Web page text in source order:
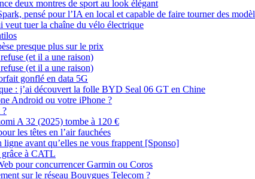
deux montres de sport au look élégant
pensé pour l’IA en local et capable de faire tourner des
veut tuer la chaîne du vélo électrique
presque plus sur le prix
(et il a une raison)
(et il a une raison)
gonflé en data 5G
: j’ai découvert la folle BYD Seal 06 GT en Chine
Android ou votre iPhone ?
?
A 32 (2025) tombe à 120 €
les têtes en l’air fauchées
avant qu’elles ne vous frappent [Sponso]
à CATL
pour concurrencer Garmin ou Coros
sur le réseau Bouygues Telecom ?